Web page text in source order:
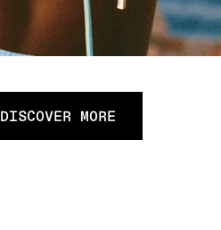
DISCOVER MORE